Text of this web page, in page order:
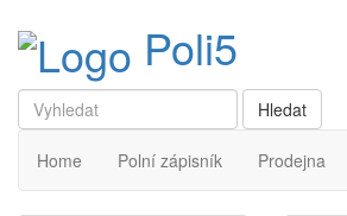
Poli5
Home Polní zápisník Prodejna